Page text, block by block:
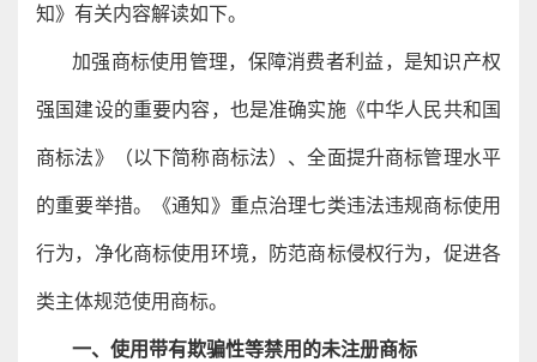
知》有关内容解读如下。
加强商标使用管理，保障消费者利益，是知识产权
强国建设的重要内容，也是准确实施《中华人民共和国
商标法》（以下简称商标法）、全面提升商标管理水平
的重要举措。《通知》重点治理七类违法违规商标使用
行为，净化商标使用环境，防范商标侵权行为，促进各
类主体规范使用商标。
一、使用带有欺骗性等禁用的未注册商标